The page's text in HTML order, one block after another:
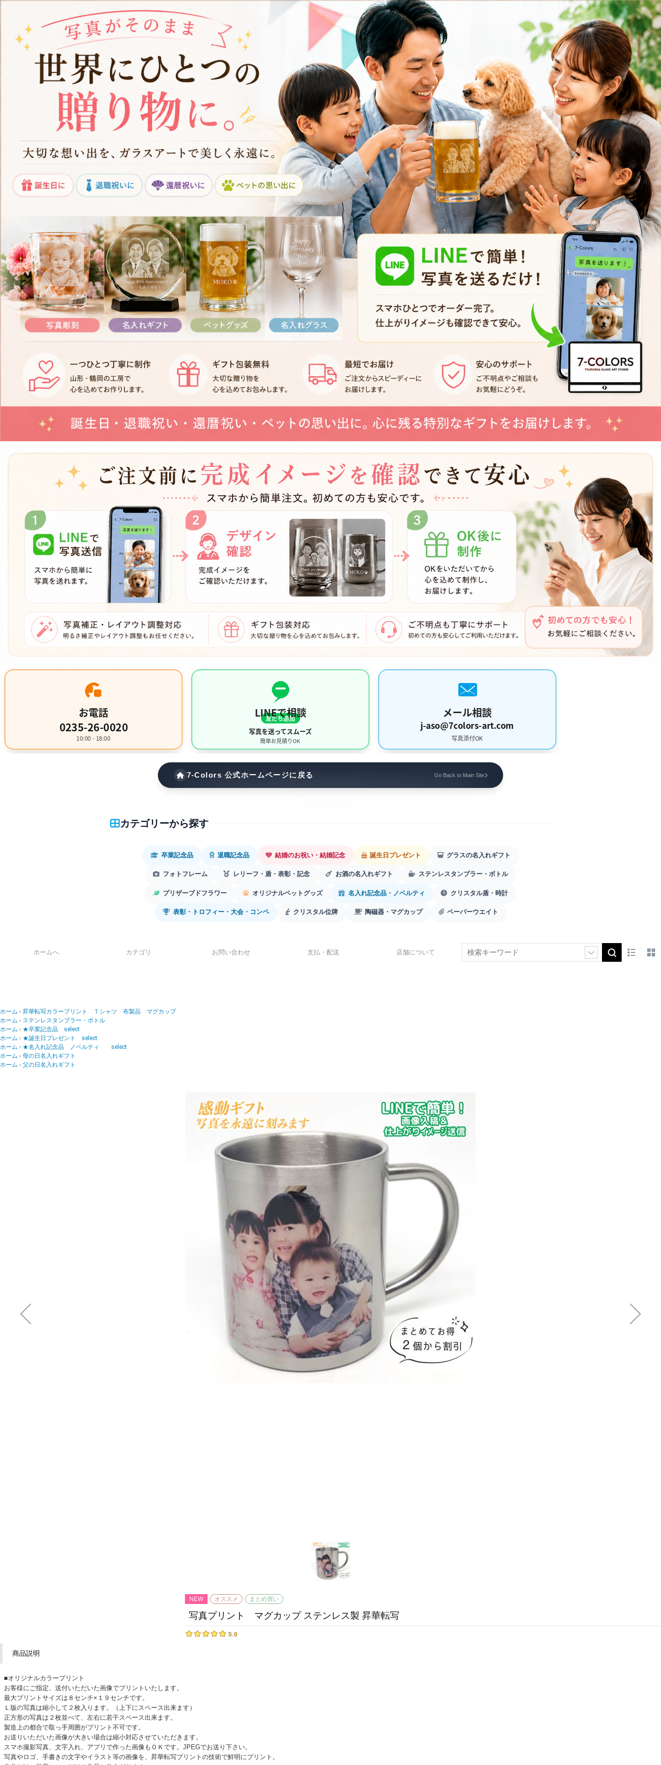
7-Colors 公式ホームページに戻る Go Back to Main Site
カテゴリーから探す
卒業記念品 退職記念品 結婚のお祝い・結婚記念 誕生日プレゼント グラスの名入れギフト
フォトフレーム レリーフ・盾・表彰・記念 お酒の名入れギフト ステンレスタンブラー・ボトル
プリザーブドフラワー オリジナルペットグッズ 名入れ記念品・ノベルティ クリスタル盾・時計
表彰・トロフィー・大会・コンペ クリスタル位牌 陶磁器・マグカップ ペーパーウエイト
ホームへ カテゴリ お問い合わせ 支払・配送 店舗について
ホーム
昇華転写カラープリント Ｔシャツ 布製品 マグカップ
ホーム
ステンレスタンブラー・ボトル
ホーム
★卒業記念品 select
ホーム
★誕生日プレゼント select
ホーム
★名入れ記念品 ノベルティ select
ホーム
母の日名入れギフト
ホーム
父の日名入れギフト
写真プリント マグカップ ステンレス製 昇華転写
5.0
商品説明
■オリジナルカラープリント
お客様にご指定、送付いただいた画像でプリントいたします。
最大プリントサイズは８センチ×１９センチです。
Ｌ版の写真は縮小して２枚入ります。（上下にスペース出来ます）
正方形の写真は２枚並べて、左右に若干スペース出来ます。
製造上の都合で取っ手周囲がプリント不可です。
お送りいただいた画像が大きい場合は縮小対応させていただきます。
スマホ撮影写真、文字入れ、アプリで作った画像もＯＫです。JPEGでお送り下さい。
写真やロゴ、手書きの文字やイラスト等の画像を、昇華転写プリントの技術で鮮明にプリント。